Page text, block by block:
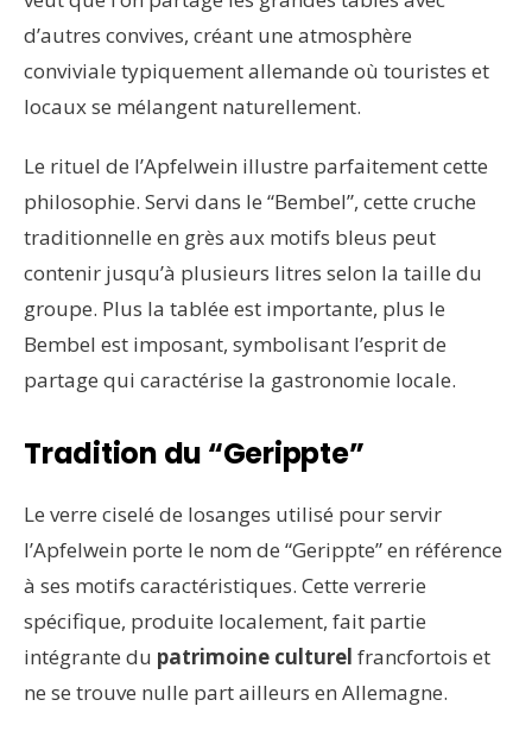
d’autres convives, créant une atmosphère
conviviale typiquement allemande où touristes et
locaux se mélangent naturellement.
Le rituel de l’Apfelwein illustre parfaitement cette
philosophie. Servi dans le “Bembel”, cette cruche
traditionnelle en grès aux motifs bleus peut
contenir jusqu’à plusieurs litres selon la taille du
groupe. Plus la tablée est importante, plus le
Bembel est imposant, symbolisant l’esprit de
partage qui caractérise la gastronomie locale.
Tradition du “Gerippte”
Le verre ciselé de losanges utilisé pour servir
l’Apfelwein porte le nom de “Gerippte” en référence
à ses motifs caractéristiques. Cette verrerie
spécifique, produite localement, fait partie
intégrante du patrimoine culturel francfortois et
ne se trouve nulle part ailleurs en Allemagne.